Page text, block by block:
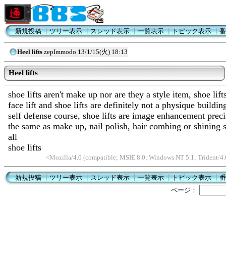
新規投稿┃ツリー表示┃スレッド表示┃一覧表示┃トピック表示┃
Heel lifts zepImmodo 13/1/15(火) 18:13
Heel lifts
shoe lifts aren't make up nor are they a style item, shoe
face lift and shoe lifts are definitely not a physique
self defense course, shoe lifts are image enhancement
the same as make up, nail polish, hair combing or shining
all
shoe lifts
<Mozilla/4.0 (compatible; MSIE 8.0; Windows NT 5.1; Trident/
新規投稿┃ツリー表示┃スレッド表示┃一覧表示┃トピック表示┃
ページ：